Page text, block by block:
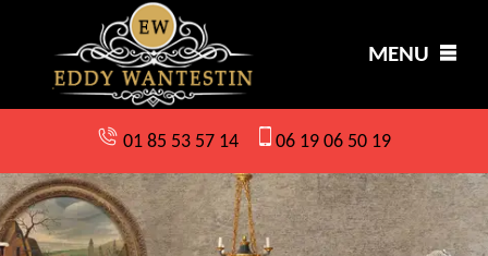
MENU
01 85 53 57 14 06 19 06 50 19